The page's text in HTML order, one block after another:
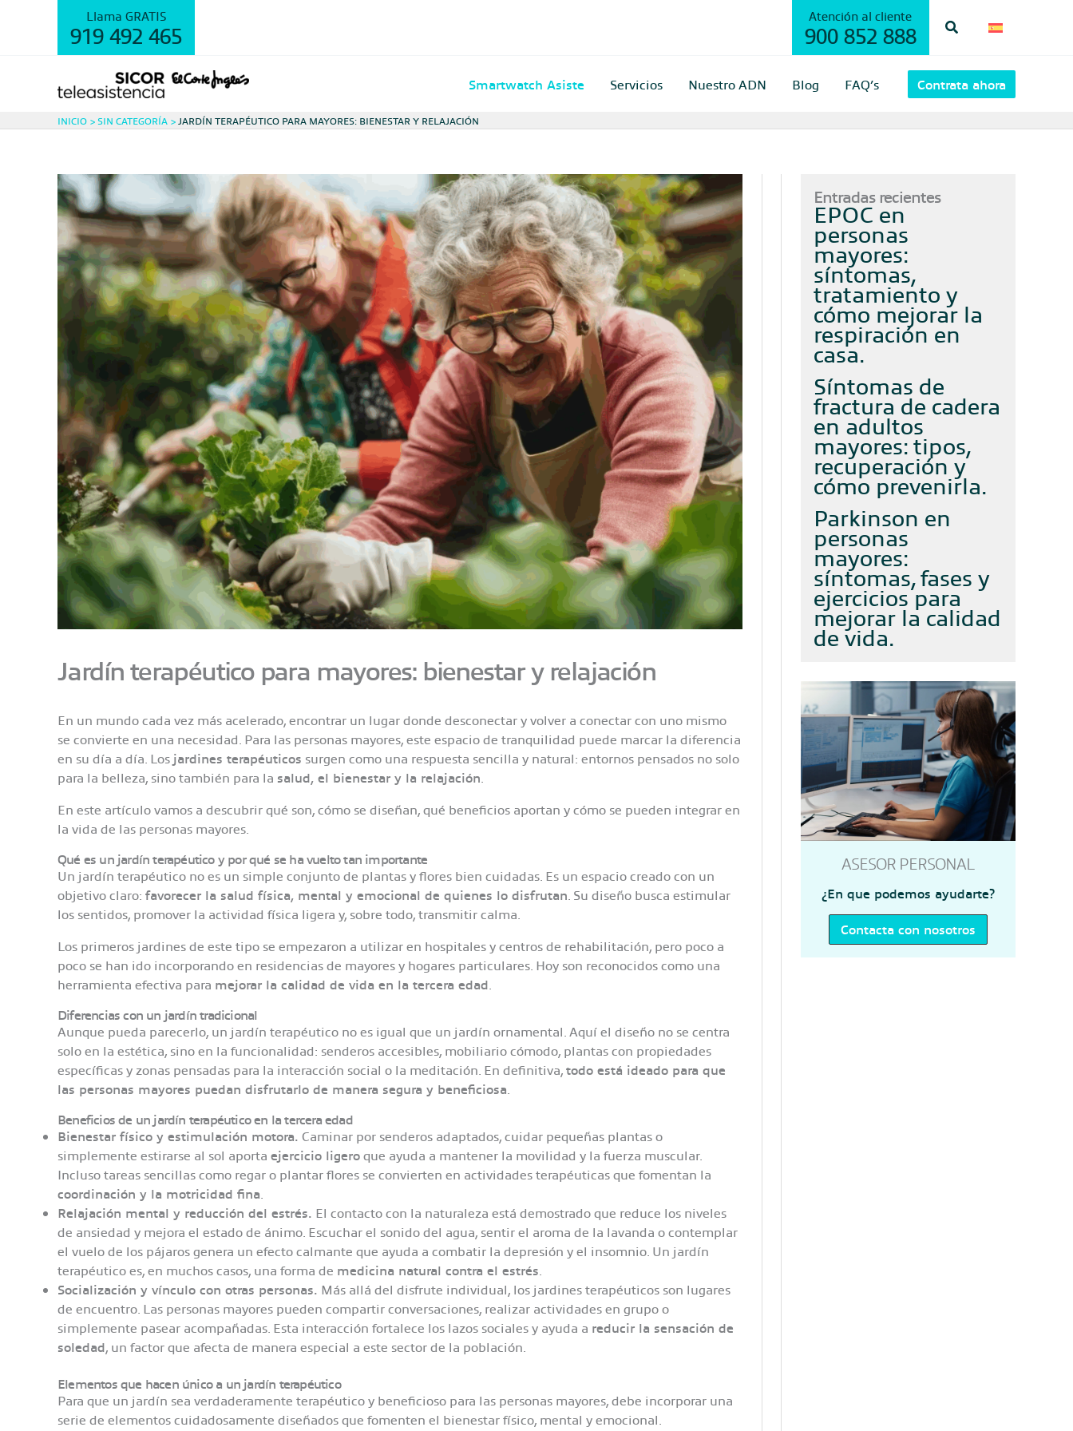
Llama GRATIS
919 492 465
Atención al cliente
900 852 888 Buscar
Smartwatch Asiste Servicios Nuestro ADN Blog FAQ’s Contrata ahora
INICIO SIN CATEGORÍA JARDÍN TERAPÉUTICO PARA MAYORES: BIENESTAR Y RELAJACIÓN
Jardín terapéutico para mayores: bienestar y relajación
En un mundo cada vez más acelerado, encontrar un lugar donde desconectar y volver a conectar con uno mismo
se convierte en una necesidad. Para las personas mayores, este espacio de tranquilidad puede marcar la diferencia
en su día a día. Los jardines terapéuticos surgen como una respuesta sencilla y natural: entornos pensados no solo
para la belleza, sino también para la salud, el bienestar y la relajación
En este artículo vamos a descubrir qué son, cómo se diseñan, qué beneficios aportan y cómo se pueden integrar en
la vida de las personas mayores.
Qué es un jardín terapéutico y por qué se ha vuelto tan importante
Un jardín terapéutico no es un simple conjunto de plantas y flores bien cuidadas. Es un espacio creado con un
objetivo claro: favorecer la salud física, mental y emocional de quienes lo disfrutan . Su diseño busca estimular
los sentidos, promover la actividad física ligera y, sobre todo, transmitir calma.
Los primeros jardines de este tipo se empezaron a utilizar en hospitales y centros de rehabilitación, pero poco a
poco se han ido incorporando en residencias de mayores y hogares particulares. Hoy son reconocidos como una
herramienta efectiva para mejorar la calidad de vida en la tercera edad
Diferencias con un jardín tradicional
Aunque pueda parecerlo, un jardín terapéutico no es igual que un jardín ornamental. Aquí el diseño no se centra
solo en la estética, sino en la funcionalidad: senderos accesibles, mobiliario cómodo, plantas con propiedades
específicas y zonas pensadas para la interacción social o la meditación. En definitiva,todo está ideado para que
las personas mayores puedan disfrutarlo de manera segura y beneficiosa
Beneficios de un jardín terapéutico en la tercera edad
Bienestar físico y estimulación motora. Caminar por senderos adaptados, cuidar pequeñas plantas o
simplemente estirarse al sol aporta ejercicio ligeroque ayuda a mantener la movilidad y la fuerza muscular.
Incluso tareas sencillas como regar o plantar flores se convierten en actividades terapéuticas que fomentan la
coordinación y la motricidad fina
Relajación mental y reducción del estrés. El contacto con la naturaleza está demostrado que reduce los niveles
de ansiedad y mejora el estado de ánimo. Escuchar el sonido del agua, sentir el aroma de la lavanda o contemplar
el vuelo de los pájaros genera un efecto calmante que ayuda a combatir la depresión y el insomnio. Un jardín
terapéutico es, en muchos casos, una forma de medicina natural contra el estrés
Socialización y vínculo con otras personas. Más allá del disfrute individual, los jardines terapéuticos son lugares
de encuentro. Las personas mayores pueden compartir conversaciones, realizar actividades en grupo o
simplemente pasear acompañadas. Esta interacción fortalece los lazos sociales y ayuda a reducir la sensación de
soledad, un factor que afecta de manera especial a este sector de la población.
Elementos que hacen único a un jardín terapéutico
Para que un jardín sea verdaderamente terapéutico y beneficioso para las personas mayores, debe incorporar una
serie de elementos cuidadosamente diseñados que fomenten el bienestar físico, mental y emocional.
Entradas recientes
EPOC en
personas
mayores:
síntomas,
tratamiento y
cómo mejorar la
respiración en
casa
Síntomas de
fractura de cadera
en adultos
mayores: tipos,
recuperación y
cómo prevenirla
Parkinson en
personas
mayores:
síntomas, fases y
ejercicios para
mejorar la calidad
de vida
ASESOR PERSONAL
¿En que podemos ayudarte?
Contacta con nosotros